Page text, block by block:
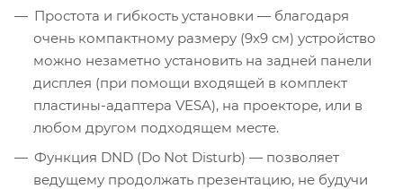
Простота и гибкость установки — благодаря
очень компактному размеру (9x9 см) устройство
можно незаметно установить на задней панели
дисплея (при помощи входящей в комплект
пластины-адаптера VESA), на проекторе, или в
любом другом подходящем месте.
Функция DND (Do Not Disturb) — позволяет
ведущему продолжать презентацию, не будучи